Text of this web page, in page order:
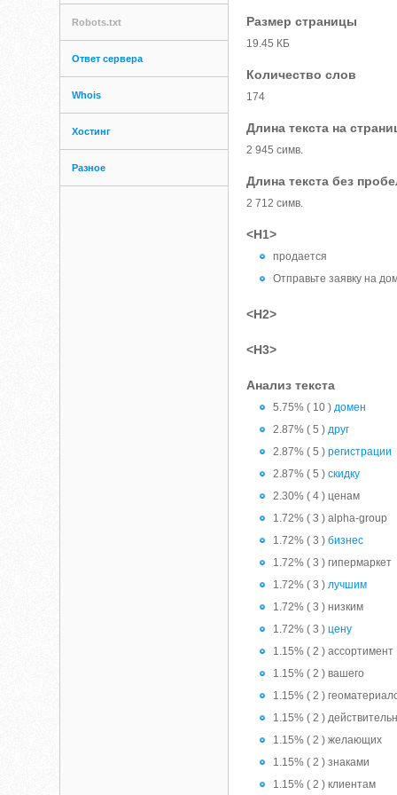
Robots.txt
Ответ сервера
Whois
Хостинг
Разное
Размер страницы
19.45 КБ
Количество слов
174
Длина текста на
2 945 симв.
Длина текста без
2 712 симв.
<H1>
продается
Отправьте заявку на
<H2>
<H3>
Анализ текста
5.75% ( 10 )домен
2.87% ( 5 )друг
2.87% ( 5 )регистрации
2.87% ( 5 )скидку
2.30% ( 4 ) ценам
1.72% ( 3 ) alpha-group
1.72% ( 3 )бизнес
1.72% ( 3 ) гипермаркет
1.72% ( 3 )лучшим
1.72% ( 3 ) низким
1.72% ( 3 )цену
1.15% ( 2 ) ассортимент
1.15% ( 2 ) вашего
1.15% ( 2 )
1.15% ( 2 )
1.15% ( 2 ) желающих
1.15% ( 2 ) знаками
1.15% ( 2 ) клиентам